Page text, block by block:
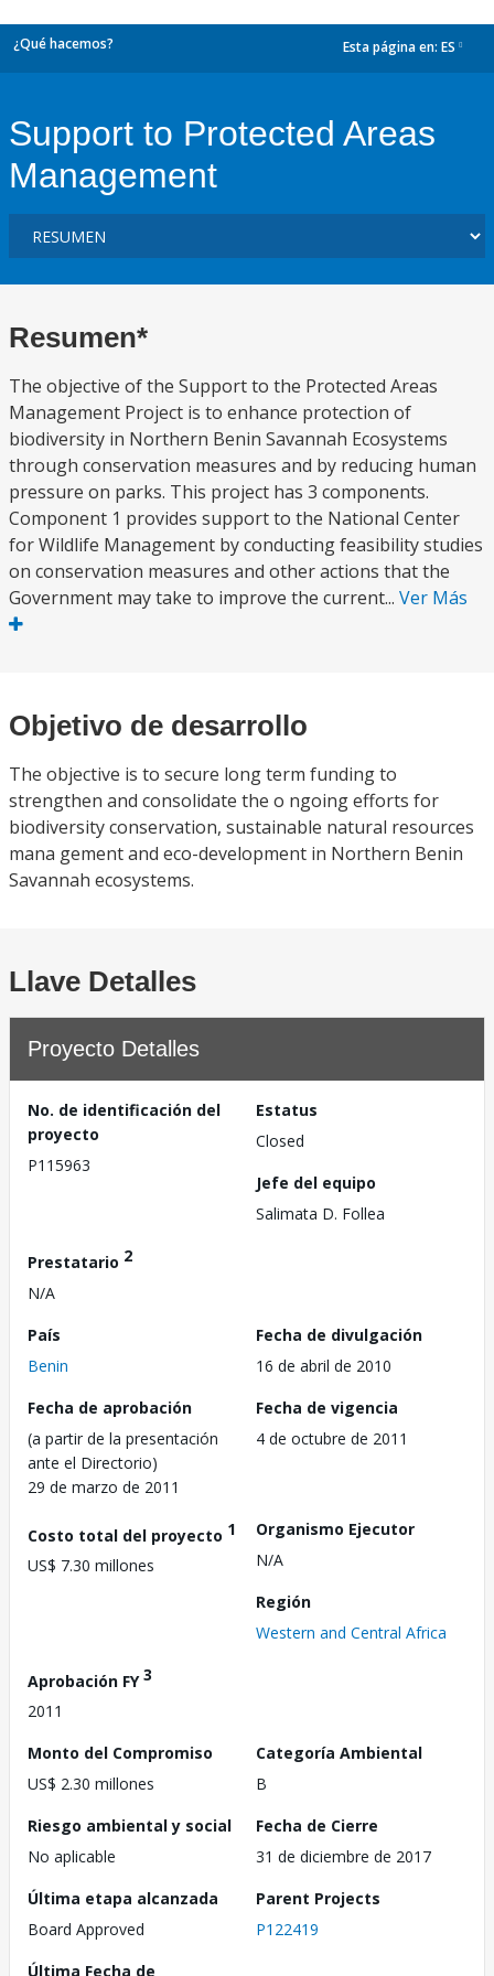
¿Qué hacemos? Esta página en: ES
Support to Protected Areas
Management
Resumen*
The objective of the Support to the Protected Areas
Management Project is to enhance protection of
biodiversity in Northern Benin Savannah Ecosystems
through conservation measures and by reducing human
pressure on parks. This project has 3 components.
Component 1 provides support to the National Center
for Wildlife Management by conducting feasibility studies
on conservation measures and other actions that the
Government may take to improve the current... Ver Más
Objetivo de desarrollo
The objective is to secure long term funding to
strengthen and consolidate the o ngoing efforts for
biodiversity conservation, sustainable natural resources
mana gement and eco-development in Northern Benin
Savannah ecosystems.
Llave Detalles
Proyecto Detalles
No. de identificación del
proyecto
P115963
Estatus
Closed
Jefe del equipo
Salimata D. Follea
Prestatario 2
N/A
País
Benin
Fecha de divulgación
16 de abril de 2010
Fecha de aprobación
(a partir de la presentación
ante el Directorio)
29 de marzo de 2011
Fecha de vigencia
4 de octubre de 2011
Costo total del proyecto 1
US$ 7.30 millones
Organismo Ejecutor
N/A
Región
Western and Central Africa
Aprobación FY3
2011
Monto del Compromiso
US$ 2.30 millones
Categoría Ambiental
B
Riesgo ambiental y social
No aplicable
Fecha de Cierre
31 de diciembre de 2017
Última etapa alcanzada
Board Approved
Parent Projects
P122419
Última Fecha de